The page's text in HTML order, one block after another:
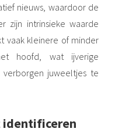
nieuws, waardoor de
zijn intrinsieke waarde
vaak kleinere of minder
hoofd, wat ijverige
juweeltjes te
identificeren